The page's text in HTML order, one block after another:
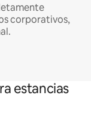
corporativos,
estancias